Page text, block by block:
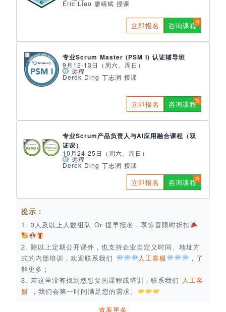
Eric Liao 廖靖斌 授课
立即报名 咨询课程
专业Scrum Master (PSM I) 认证辅导班
9月12-13日（周六、周日）
远程
Derek Ding 丁志润 授课
立即报名 咨询课程
专业Scrum产品负责人与AI应用融合课程（双
证课）
10月24-25日（周六、周日）
远程
Derek Ding 丁志润 授课
立即报名 咨询课程
提示：
1. 3人及以上人数组队 Or 提早报名，享惊喜限时折扣
2. 除以上定期公开课外，也支持企业自定义时间、地址方
式的内部培训，欢迎联系我们
人工客服
，了
解更多；
3. 若这里没有找到您想要的课程或培训，联系我们 人工客
服
，我们会第一时间满足您的需求。
查看更多